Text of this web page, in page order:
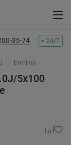
35-74 24/7
Босфор
5x100